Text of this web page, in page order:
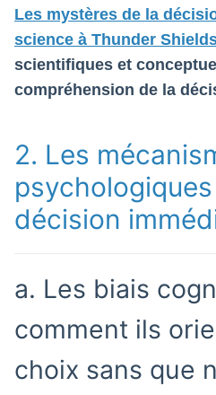
Les mystères de la
science à Thunder
scientifiques et
compréhension de la
2. Les
décision
a. Les biais
comment ils
choix sans que